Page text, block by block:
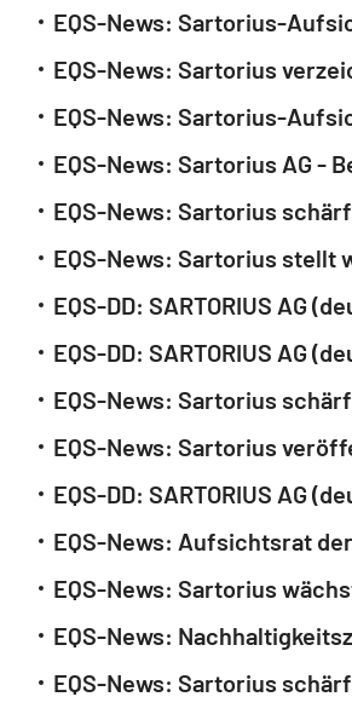
EQS-News: Sartorius-
EQS-News: Sartorius
EQS-News: Sartorius-
EQS-News: Sartorius AG -
EQS-News: Sartorius
EQS-News: Sartorius stellt
EQS-DD: SARTORIUS AG
EQS-DD: SARTORIUS AG
EQS-News: Sartorius
EQS-News: Sartorius
EQS-DD: SARTORIUS AG
EQS-News: Aufsichtsrat
EQS-News: Sartorius
EQS-News:
EQS-News: Sartorius